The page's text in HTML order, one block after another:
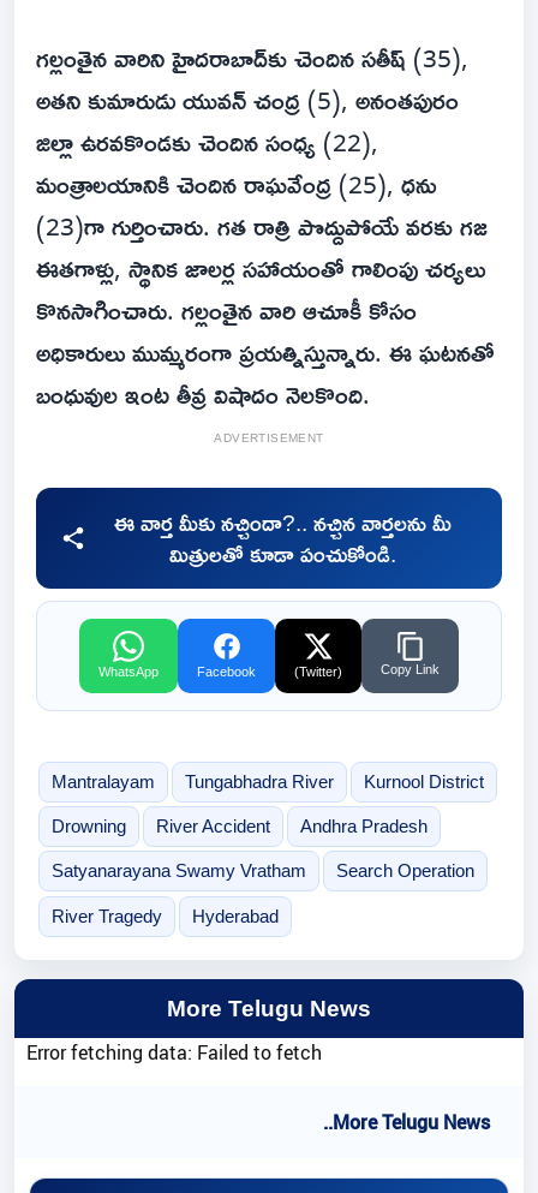
గల్లంతైన వారిని హైదరాబాద్‌కు చెందిన సతీష్ (35),
అతని కుమారుడు యువన్ చంద్ర (5), అనంతపురం
జిల్లా ఉరవకొండకు చెందిన సంధ్య (22),
మంత్రాలయానికి చెందిన రాఘవేంద్ర (25), ధను
(23)గా గుర్తించారు. గత రాత్రి పొద్దుపోయే వరకు గజ
ఈతగాళ్లు, స్థానిక జాలర్ల సహాయంతో గాలింపు చర్యలు
కొనసాగించారు. గల్లంతైన వారి ఆచూకీ కోసం
అధికారులు ముమ్మరంగా ప్రయత్నిస్తున్నారు. ఈ ఘటనతో
బంధువుల ఇంట తీవ్ర విషాదం నెలకొంది.
ADVERTISEMENT
ఈ వార్త మీకు నచ్చిందా?.. నచ్చిన వార్తలను మీ
మిత్రులతో కూడా పంచుకోండి.
WhatsApp Facebook (Twitter) Copy Link
Mantralayam Tungabhadra River Kurnool District
Drowning River Accident Andhra Pradesh
Satyanarayana Swamy Vratham Search Operation
River Tragedy Hyderabad
More Telugu News
Error fetching data: Failed to fetch
..More Telugu News